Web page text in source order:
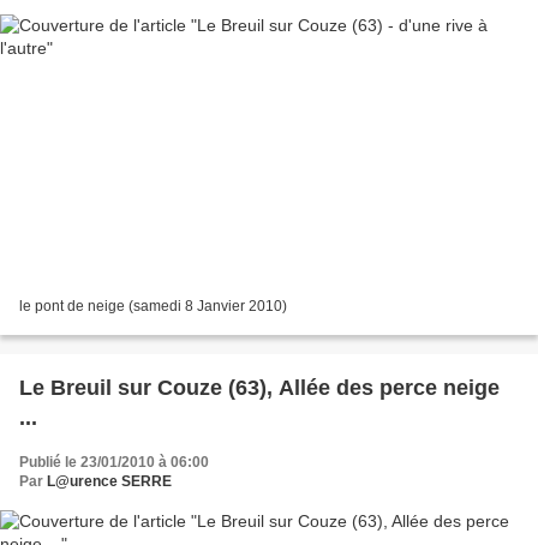
le pont de neige (samedi 8 Janvier 2010)
Le Breuil sur Couze (63), Allée des perce neige
...
Publié le 23/01/2010 à 06:00
Par L@urence SERRE